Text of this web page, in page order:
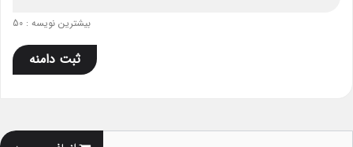
بیشترین نویسه : 50
ثبت دامنه